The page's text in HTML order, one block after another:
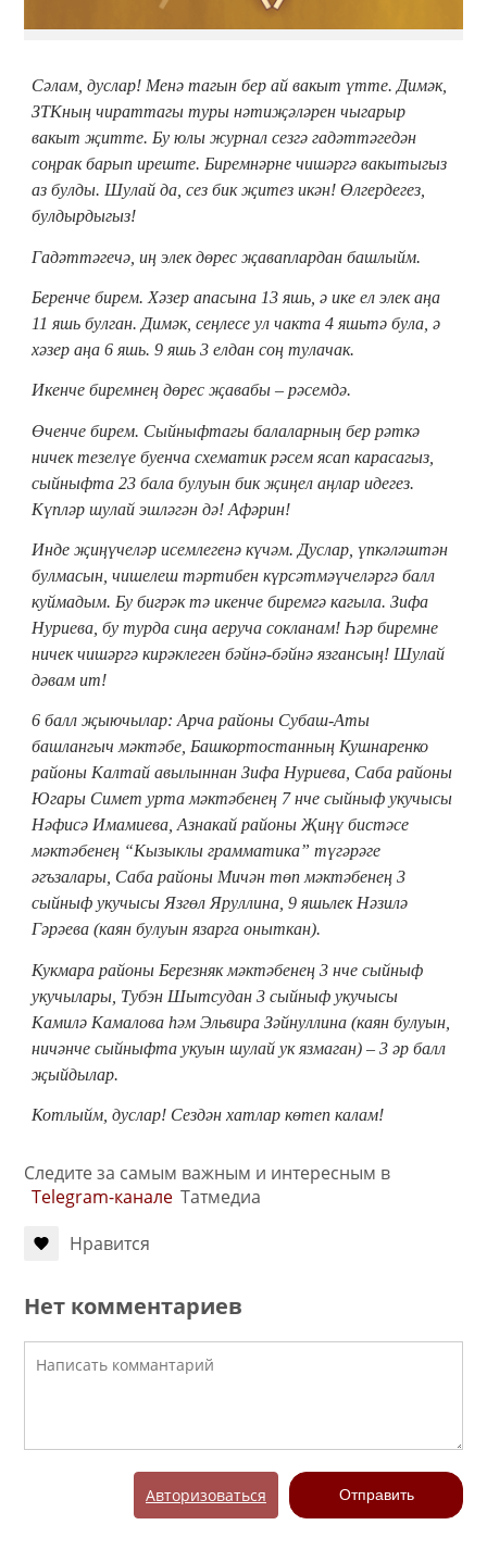
Сәлам, дуслар! Менә тагын бер ай вакыт үтте. Димәк,
ЗТКның чираттагы туры нәтиҗәләрен чыгарыр
вакыт җитте. Бу юлы журнал сезгә гадәттәгедән
соңрак барып иреште. Биремнәрне чишәргә вакытыгыз
аз булды. Шулай да, сез бик җитез икән! Өлгердегез,
булдырдыгыз!
Гадәттәгечә, иң элек дөрес җаваплардан башлыйм.
Беренче бирем. Хәзер апасына 13 яшь, ә ике ел элек аңа
11 яшь булган. Димәк, сеңлесе ул чакта 4 яшьтә була, ә
хәзер аңа 6 яшь. 9 яшь 3 елдан соң тулачак.
Икенче биремнең дөрес җавабы – рәсемдә.
Өченче бирем. Сыйныфтагы балаларның бер рәткә
ничек тезелүе буенча схематик рәсем ясап карасагыз,
сыйныфта 23 бала булуын бик җиңел аңлар идегез.
Күпләр шулай эшләгән дә! Афәрин!
Инде җиңүчеләр исемлегенә күчәм. Дуслар, үпкәләштән
булмасын, чишелеш тәртибен күрсәтмәүчеләргә балл
куймадым. Бу бигрәк тә икенче биремгә кагыла. Зифа
Нуриева, бу турда сиңа аеруча сокланам! Һәр биремне
ничек чишәргә кирәклеген бәйнә-бәйнә язгансың! Шулай
дәвам ит!
6 балл җыючылар: Арча районы Субаш-Аты
башлангыч мәктәбе, Башкортостанның Кушнаренко
районы Калтай авылыннан Зифа Нуриева, Саба районы
Югары Симет урта мәктәбенең 7 нче сыйныф укучысы
Нәфисә Имамиева, Азнакай районы Җиңү бистәсе
мәктәбенең “Кызыклы грамматика” түгәрәге
әгъзалары, Саба районы Мичән төп мәктәбенең 3
сыйныф укучысы Язгөл Яруллина, 9 яшьлек Нәзилә
Гәрәева (каян булуын язарга оныткан).
Кукмара районы Березняк мәктәбенең 3 нче сыйныф
укучылары, Тубэн Шытсудан 3 сыйныф укучысы
Камилә Камалова һәм Эльвира Зәйнуллина (каян булуын,
ничәнче сыйныфта укуын шулай ук язмаган) – 3 әр балл
җыйдылар.
Котлыйм, дуслар! Сездән хатлар көтеп калам!
Следите за самым важным и интересным в
Telegram-канале Татмедиа
Нравится
Нет комментариев
Авторизоваться Отправить